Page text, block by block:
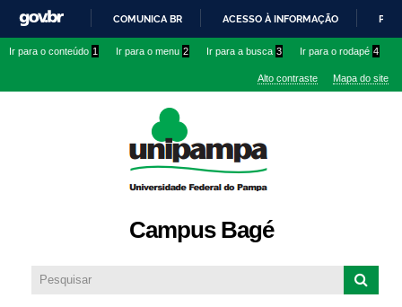
conteúdo
IR
O
COMUNICA BR ACESSO À INFORMAÇÃO
Ir para o conteúdo 1 Ir para o menu 2 Ir para a busca 3 Ir para o rodapé 4
Alto contraste Mapa do site
Campus Bagé